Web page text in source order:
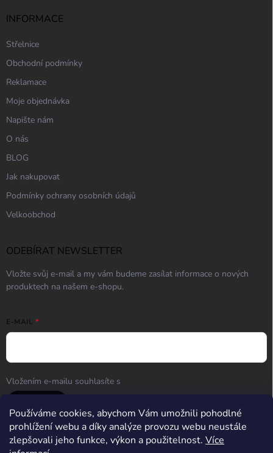
Používáme cookies, abychom Vám umožnili pohodlné
prohlížení webu a díky analýze provozu webu neustále
zlepšovali jeho funkce, výkon a použitelnost. Více
INFORMACE
Střelnice
Obchodní podmínky
Reklamace
Moje objednávka
Napište nám
O nás
BLOG
Jak nakupovat
Podmínky ochrany osobních údajů
Velkoobchod
ODEBÍRAT NEWSLETTER
Vložte svůj e-mail a my vám budeme zasílat informace o nových
produktech na našem e-shopu.
E-MAIL
Vložením e-mailu souhlasíte s